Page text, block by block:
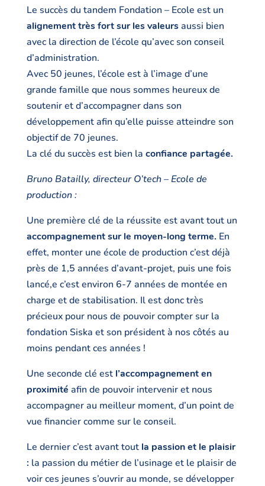
Le succès du tandem Fondation – Ecole est un
alignement très fort sur les valeursaussi bien
avec la direction de l’école qu’avec son conseil
d’administration.
Avec 50 jeunes, l’école est à l’image d’une
grande famille que nous sommes heureux de
soutenir et d’accompagner dans son
développement afin qu’elle puisse atteindre son
objectif de 70 jeunes.
La clé du succès est bien la confiance partagée.
Bruno Batailly, directeur O’tech – Ecole de
production :
Une première clé de la réussite est avant tout un
accompagnement sur le moyen-long terme. En
effet, monter une école de production c’est déjà
près de 1,5 années d’avant-projet, puis une fois
lancé,e c’est environ 6-7 années de montée en
charge et de stabilisation. Il est donc très
précieux pour nous de pouvoir compter sur la
fondation Siska et son président à nos côtés au
moins pendant ces années !
Une seconde clé est l’accompagnement en
proximité afin de pouvoir intervenir et nous
accompagner au meilleur moment, d’un point de
vue financier comme sur le conseil.
Le dernier c’est avant tout la passion et le plaisir
: la passion du métier de l’usinage et le plaisir de
voir ces jeunes s’ouvrir au monde, se développer